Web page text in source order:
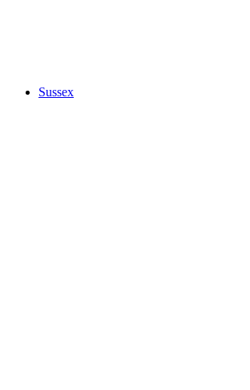
Sussex